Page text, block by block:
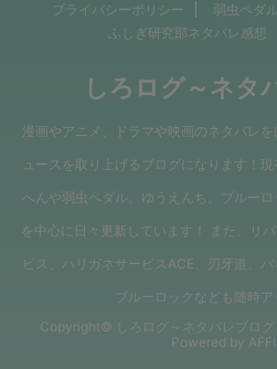
プライバシーポリシー
弱虫ペダ
ふしぎ研究部ネタバレ感想
しろログ～ネタ
漫画やアニメ、ドラマや映画のネタバレ
ュースを取り上げるブログになります！
へんや弱虫ペダル、ゆうえんち、ブルー
を中心に日々更新しています！ また、リ
ビス、ハリガネサービスACE、刃牙道、
ブルーロックなども随時ア
Copyright© しろログ～ネタバレブロ
Powered by